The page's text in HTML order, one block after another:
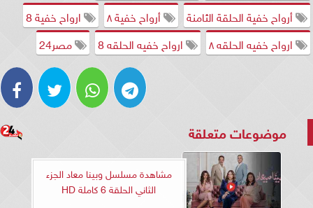
أرواح خفية الحلقة الثامنة
أرواح خفية ٨
ارواح خفية 8
ارواح خفيه الحلقه ٨
ارواح خفيه الحلقه 8 مصر24
موضوعات متعلقة
مشاهدة مسلسل وبينا معاد الجزء
الثاني الحلقة 6 كاملة HD